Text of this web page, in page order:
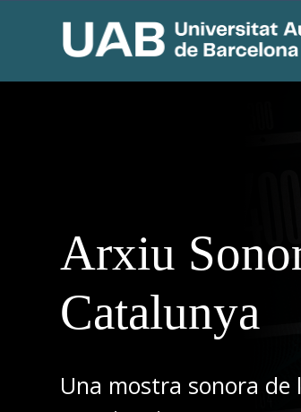
Arxiu
Catalunya
Una mostra sonora